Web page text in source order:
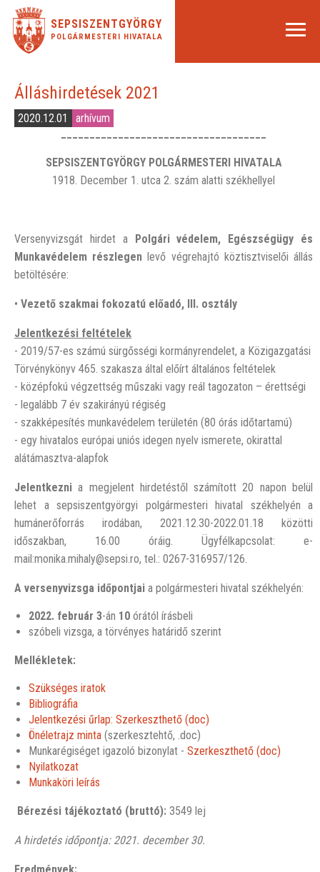
SEPSISZENTGYÖRGY
POLGÁRMESTERI HIVATALA
Álláshirdetések 2021
2020.12.01
arhívum
SEPSISZENTGYÖRGY POLGÁRMESTERI HIVATALA
1918. December 1. utca 2. szám alatti székhellyel
Versenyvizsgát hirdet a Polgári védelem, Egészségügy és
Munkavédelem részlegen levő végrehajtó köztisztviselői állás
betöltésére:
• Vezető szakmai fokozatú előadó, III. osztály
Jelentkezési feltételek
- 2019/57-es számú sürgősségi kormányrendelet, a Közigazgatási
Törvénykönyv 465. szakasza által előírt általános feltételek
- középfokú végzettség műszaki vagy reál tagozaton – érettségi
- legalább 7 év szakirányú régiség
- szakképesítés munkavédelem területén (80 órás időtartamú)
- egy hivatalos európai uniós idegen nyelv ismerete, okirattal
alátámasztva-alapfok
Jelentkezni a megjelent hirdetéstől számított 20 napon belül
lehet a sepsiszentgyörgyi polgármesteri hivatal székhelyén a
humánerőforrás irodában, 2021.12.30-2022.01.18 közötti
időszakban, 16.00 óráig. Ügyfélkapcsolat: e-
mail:monika.mihaly@sepsi.ro, tel.: 0267-316957/126.
A versenyvizsga időpontjai a polgármesteri hivatal székhelyén:
2022. február 3-án 10 órától írásbeli
szóbeli vizsga, a törvényes határidő szerint
Mellékletek:
Szükséges iratok
Bibliográfia
Jelentkezési űrlap: Szerkeszthető (doc)
Önéletrajz minta (szerkesztehtő, .doc)
Munkarégiséget igazoló bizonylat - Szerkeszthető (doc)
Nyilatkozat
Munkaköri leírás
Bérezési tájékoztató (bruttó): 3549 lej
A hirdetés időpontja: 2021. december 30.